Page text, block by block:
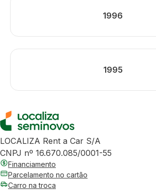
1996
1995
LOCALIZA Rent a Car S/A
CNPJ nº 16.670.085/0001-55
Financiamento
Parcelamento no cartão
Carro na troca